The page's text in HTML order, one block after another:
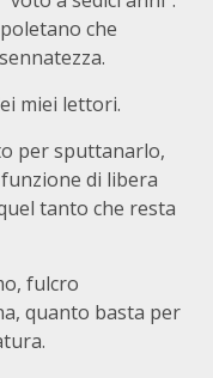
che
miei lettori.
per sputtanarlo,
di libera
tanto che resta
fulcro
quanto basta per